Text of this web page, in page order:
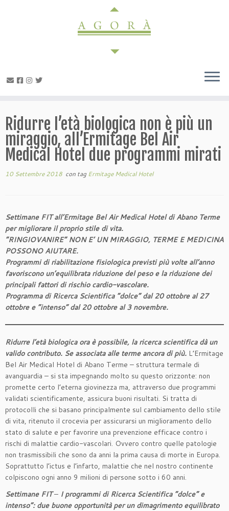
Ridurre l’età biologica non è più un
miraggio, all’Ermitage Bel Air
Medical Hotel due programmi mirati
10 Settembre 2018 con tagErmitage Medical Hotel
Settimane FIT all’Ermitage Bel Air Medical Hotel di Abano Terme
per migliorare il proprio stile di vita.
“RINGIOVANIRE” NON E’ UN MIRAGGIO, TERME E MEDICINA
POSSONO AIUTARE.
Programmi di riabilitazione fisiologica previsti più volte all’anno
favoriscono un’equilibrata riduzione del peso e la riduzione dei
principali fattori di rischio cardio-vascolare.
Programma di Ricerca Scientifica “dolce” dal 20 ottobre al 27
ottobre e “intenso” dal 20 ottobre al 3 novembre.
Ridurre l’età biologica ora è possibile, la ricerca scientifica dà un
valido contributo. Se associata alle terme ancora di più. L’Ermitage
Bel Air Medical Hotel di Abano Terme – struttura termale di
avanguardia – si sta impegnando molto su questo orizzonte: non
promette certo l’eterna giovinezza ma, attraverso due programmi
validati scientificamente, assicura buoni risultati. Si tratta di
protocolli che si basano principalmente sul cambiamento dello stile
di vita, ritenuto il crocevia per assicurarsi un miglioramento dello
stato di salute e per favorire una prevenzione efficace contro i
rischi di malattie cardio-vascolari. Ovvero contro quelle patologie
non trasmissibili che sono da anni la prima causa di morte in Europa.
Soprattutto l’ictus e l’infarto, malattie che nel nostro continente
colpiscono ogni anno 9 milioni di persone sotto i 60 anni.
Settimane FIT– I programmi di Ricerca Scientifica “dolce” e
intenso”: due buone opportunità per un dimagrimento equilibrato